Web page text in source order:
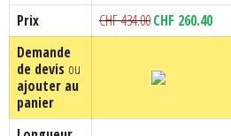
Prix CHF434.00Le
prix
était :
CHF 434.00.
CHF 260.40Le
prix
Demande
de devis ou
ajouter au
panier